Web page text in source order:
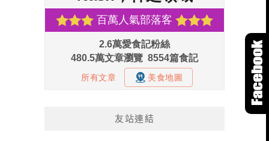
友站連結